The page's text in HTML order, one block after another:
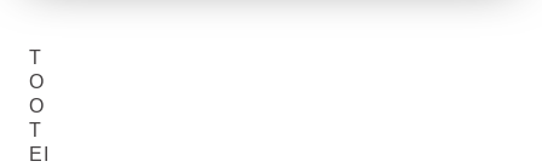
T
O
O
T
EI